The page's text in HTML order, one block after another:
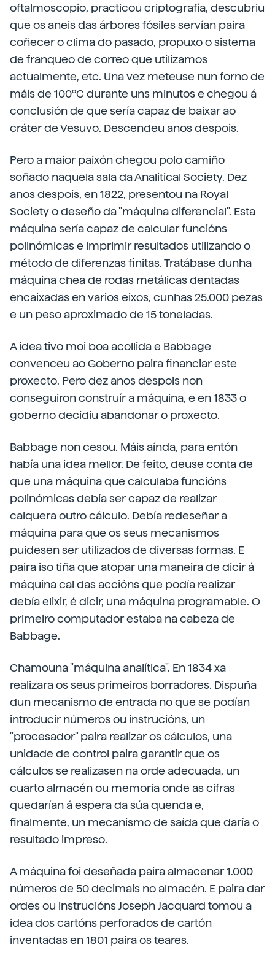
oftalmoscopio, practicou criptografía, descubriu
que os aneis das árbores fósiles servían paira
coñecer o clima do pasado, propuxo o sistema
de franqueo de correo que utilizamos
actualmente, etc. Una vez meteuse nun forno de
máis de 100ºC durante uns minutos e chegou á
conclusión de que sería capaz de baixar ao
cráter de Vesuvo. Descendeu anos despois.
Pero a maior paixón chegou polo camiño
soñado naquela sala da Analitical Society. Dez
anos despois, en 1822, presentou na Royal
Society o deseño da "máquina diferencial". Esta
máquina sería capaz de calcular funcións
polinómicas e imprimir resultados utilizando o
método de diferenzas finitas. Tratábase dunha
máquina chea de rodas metálicas dentadas
encaixadas en varios eixos, cunhas 25.000 pezas
e un peso aproximado de 15 toneladas.
A idea tivo moi boa acollida e Babbage
convenceu ao Goberno paira financiar este
proxecto. Pero dez anos despois non
conseguiron construír a máquina, e en 1833 o
goberno decidiu abandonar o proxecto.
Babbage non cesou. Máis aínda, para entón
había una idea mellor. De feito, deuse conta de
que una máquina que calculaba funcións
polinómicas debía ser capaz de realizar
calquera outro cálculo. Debía redeseñar a
máquina para que os seus mecanismos
puidesen ser utilizados de diversas formas. E
paira iso tiña que atopar una maneira de dicir á
máquina cal das accións que podía realizar
debía elixir, é dicir, una máquina programable. O
primeiro computador estaba na cabeza de
Babbage.
Chamouna "máquina analítica". En 1834 xa
realizara os seus primeiros borradores. Dispuña
dun mecanismo de entrada no que se podían
introducir números ou instrucións, un
"procesador" paira realizar os cálculos, una
unidade de control paira garantir que os
cálculos se realizasen na orde adecuada, un
cuarto almacén ou memoria onde as cifras
quedarían á espera da súa quenda e,
finalmente, un mecanismo de saída que daría o
resultado impreso.
A máquina foi deseñada paira almacenar 1.000
números de 50 decimais no almacén. E paira dar
ordes ou instrucións Joseph Jacquard tomou a
idea dos cartóns perforados de cartón
inventadas en 1801 paira os teares.